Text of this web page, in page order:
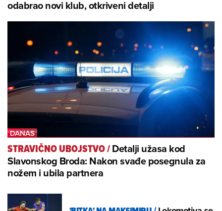
odabrao novi klub, otkriveni detalji
STRAVIČNO UBOJSTVO/Detalji užasa kod
Slavonskog Broda: Nakon svađe posegnula za
nožem i ubila partnera